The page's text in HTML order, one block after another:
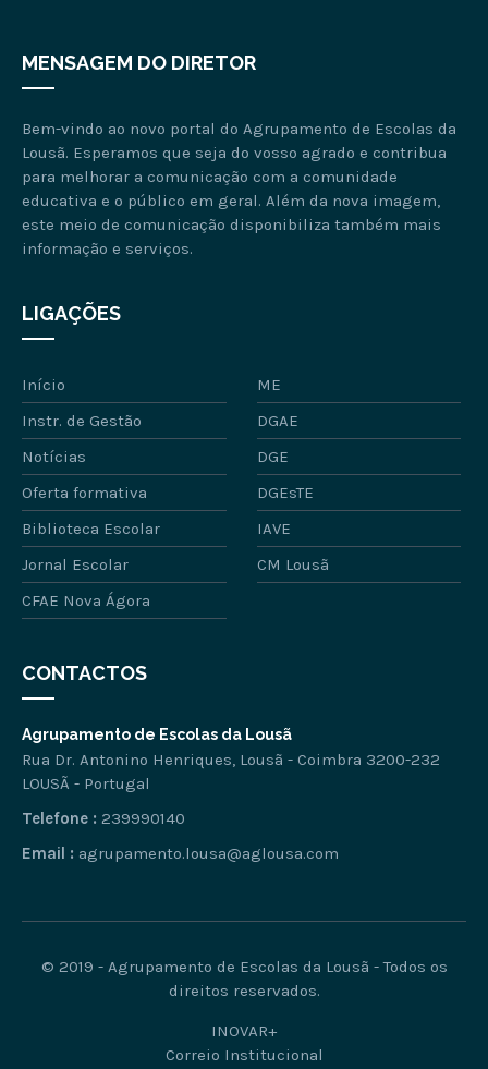
MENSAGEM DO DIRETOR
Bem-vindo ao novo portal do Agrupamento de Escolas da
Lousã. Esperamos que seja do vosso agrado e contribua
para melhorar a comunicação com a comunidade
educativa e o público em geral. Além da nova imagem,
este meio de comunicação disponibiliza também mais
informação e serviços.
LIGAÇÕES
Início
ME
Instr. de Gestão
DGAE
Notícias
DGE
Oferta formativa
DGEsTE
Biblioteca Escolar
IAVE
Jornal Escolar
CM Lousã
CFAE Nova Ágora
CONTACTOS
Agrupamento de Escolas da Lousã
Rua Dr. Antonino Henriques, Lousã - Coimbra 3200-232
LOUSÃ - Portugal
Telefone : 239990140
Email : agrupamento.lousa@aglousa.com
© 2019 - Agrupamento de Escolas da Lousã - Todos os
direitos reservados.
INOVAR+
Correio Institucional